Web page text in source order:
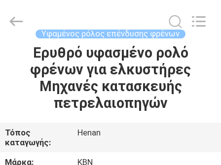
ΣΠΊΤΙ
ΠΡΟΪΌΝΤΑ
ΕΜΕΊΣ
Υφαμένος ρόλος επένδυσης φρένων
Ερυθρό υφασμένο ρολό
φρένων για ελκυστήρες
Μηχανές κατασκευής
πετρελαιοπηγών
Τόπος
καταγωγής:
Henan
Μάρκα:
KBN